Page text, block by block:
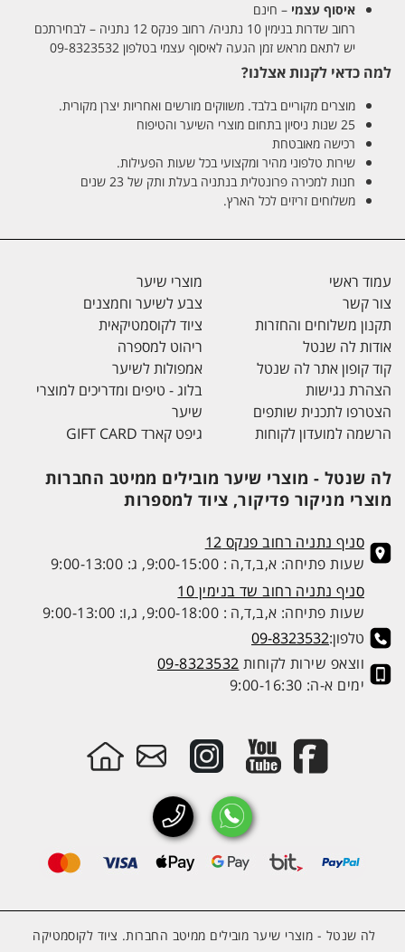
איסוף עצמי – חינם
רחוב שדרות בנימין 10 נתניה/ רחוב פנקס 12 נתניה – לבחירתכם
יש לתאם מראש זמן הגעה לאיסוף עצמי בטלפון 09-8323532
למה כדאי לקנות אצלנו?
מוצרים מקוריים בלבד. משווקים מורשים ואחריות יצרן מקורית.
25 שנות ניסיון בתחום מוצרי השיער והטיפוח
רכישה מאובטחת
שירות טלפוני מהיר ומקצועי בכל שעות הפעילות.
חנות למכירה פרונטלית בנתניה בעלת ותק של 23 שנים
משלוחים זריזים לכל הארץ.
עמוד ראשי
צור קשר
תקנון משלוחים והחזרות
אודות לה שנטל
קוד קופון אתר לה שנטל
הצהרת נגישות
הצטרפו לתכנית שותפים
הרשמה למועדון לקוחות
מוצרי שיער
צבע לשיער וחמצנים
ציוד לקוסמטיקאית
ריהוט למספרה
אמפולות לשיער
בלוג - טיפים ומדריכים למוצרי
שיער
גיפט קארד GIFT CARD
לה שנטל - מוצרי שיער מובילים ממיטב החברות
מוצרי מניקור פדיקור, ציוד למספרות
סניף נתניה רחוב פנקס 12
שעות פתיחה: א,ב,ד,ה : 9:00-15:00, ג: 9:00-13:00
סניף נתניה רחוב שד בנימין 10
שעות פתיחה: א,ב,ד,ה : 9:00-18:00, ג,ו: 9:00-13:00
טלפון:09-8323532
ווצאפ שירות לקוחות 09-8323532
ימים א-ה: 9:00-16:30
לה שנטל - מוצרי שיער מובילים ממיטב החברות. ציוד לקוסמטיקה